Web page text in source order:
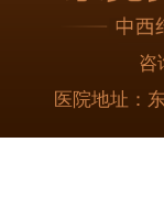
咨
医院地址：